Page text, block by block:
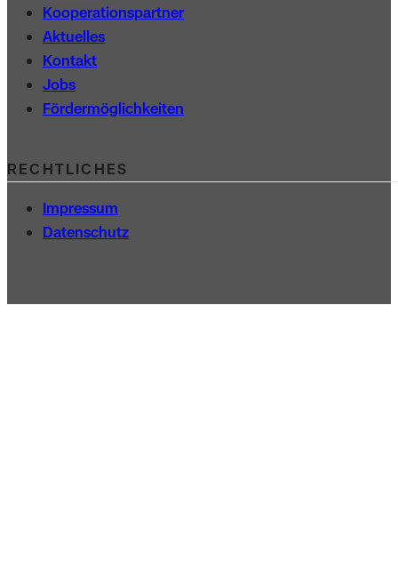
Kooperations­partner
Aktuelles
Kontakt
Jobs
Förder­möglichkeiten
RECHTLICHES
Impressum
Datenschutz